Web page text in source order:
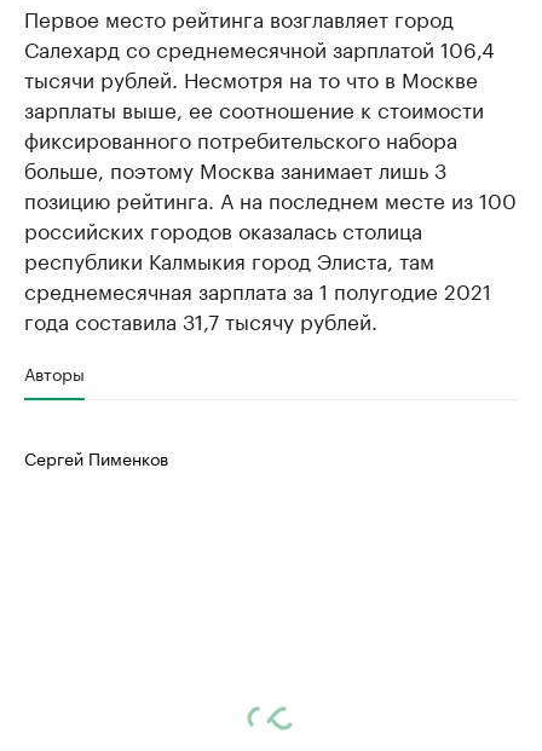
Первое место рейтинга возглавляет город
Салехард со среднемесячной зарплатой 106,4
тысячи рублей. Несмотря на то что в Москве
зарплаты выше, ее соотношение к стоимости
фиксированного потребительского набора
больше, поэтому Москва занимает лишь 3
позицию рейтинга. А на последнем месте из 100
российских городов оказалась столица
республики Калмыкия город Элиста, там
среднемесячная зарплата за 1 полугодие 2021
года составила 31,7 тысячу рублей.
Авторы
Сергей Пименков